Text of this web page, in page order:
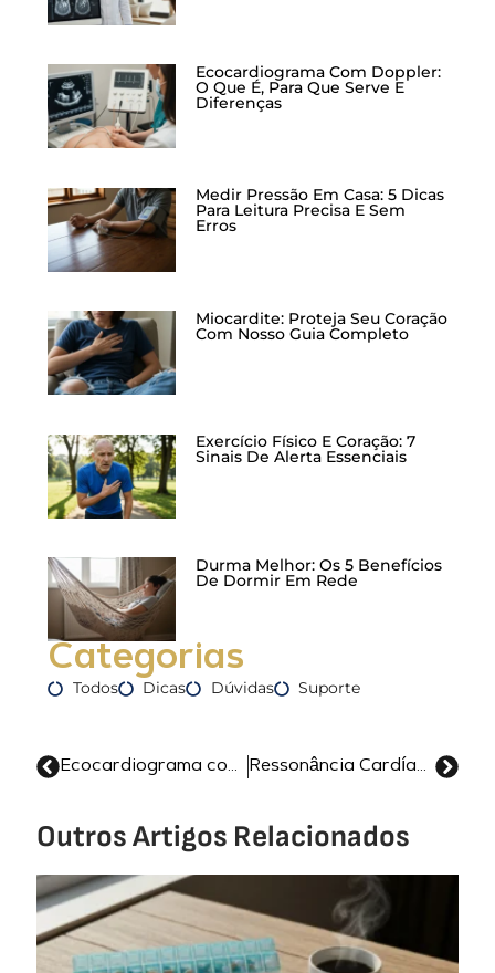
Ecocardiograma Com Doppler:
O Que É, Para Que Serve E
Diferenças
Medir Pressão Em Casa: 5 Dicas
Para Leitura Precisa E Sem
Erros
Miocardite: Proteja Seu Coração
Com Nosso Guia Completo
Exercício Físico E Coração: 7
Sinais De Alerta Essenciais
Durma Melhor: Os 5 Benefícios
De Dormir Em Rede
Categorias
Todos Dicas Dúvidas Suporte
Ecocardiograma com Doppler: O que é, Para que Serve e Diferenças Ressonância Cardíaca: Entenda Indicação e Garanta Saúde!
Outros Artigos Relacionados